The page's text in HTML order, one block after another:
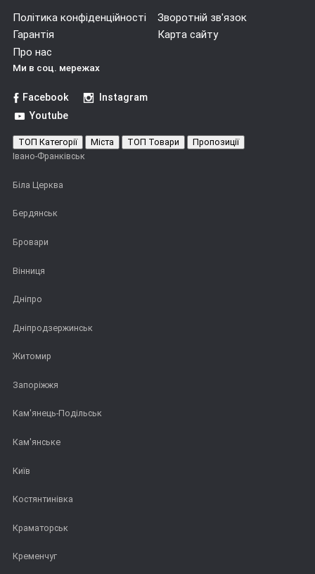
Політика конфіденційності
Зворотній зв'язок
Гарантія
Карта сайту
Про нас
Ми в соц. мережах
Facebook
Instagram
Youtube
ТОП Категорії Міста ТОП Товари
Пропозиції
Івано-Франківськ
Біла Церква
Бердянськ
Бровари
Вінниця
Дніпро
Дніпродзержинськ
Житомир
Запоріжжя
Кам'янець-Подільськ
Кам'янське
Київ
Костянтинівка
Краматорськ
Кременчуг